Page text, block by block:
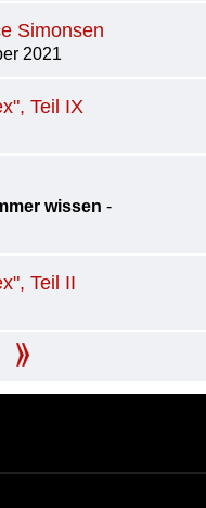
Simonsen
2021
Teil IX
wissen -
Teil II